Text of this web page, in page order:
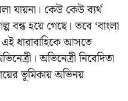
যায়না। কেউ কেউ ব্যর্থ
হয়ে গেছে। তবে ‘বাংলা
ধারাবাহিকে আসতে
অভিনেত্রী নিবেদিতা
ভূমিকায় অভিনয়